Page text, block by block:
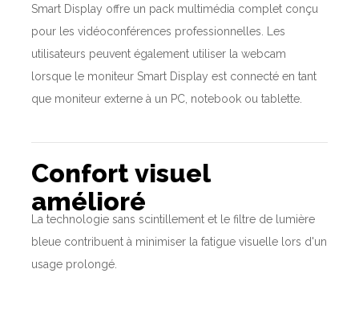
Smart Display offre un pack multimédia complet conçu
pour les vidéoconférences professionnelles. Les
utilisateurs peuvent également utiliser la webcam
lorsque le moniteur Smart Display est connecté en tant
que moniteur externe à un PC, notebook ou tablette.
Confort visuel
amélioré
La technologie sans scintillement et le filtre de lumière
bleue contribuent à minimiser la fatigue visuelle lors d'un
usage prolongé.